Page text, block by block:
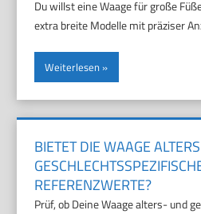
Du willst eine Waage für große
extra breite Modelle mit präziser
Weiterlesen
BIETET DIE WAAGE
REFERENZWERTE?
Prüf, ob Deine Waage alters- und